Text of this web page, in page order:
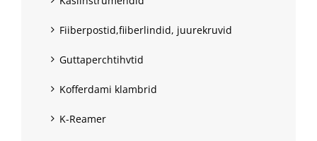
Fiiberpostid,fiiberlindid, juurekruvid
Guttaperchtihvtid
Kofferdami klambrid
K-Reamer